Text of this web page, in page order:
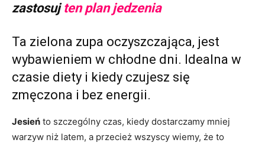
zastosujten plan jedzenia
Ta zielona zupa oczyszczająca, jest
wybawieniem w chłodne dni. Idealna w
czasie diety i kiedy czujesz się
zmęczona i bez energii.
Jesień to szczególny czas, kiedy dostarczamy mniej
warzyw niż latem, a przecież wszyscy wiemy, że to